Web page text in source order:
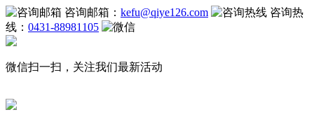
咨询邮箱： kefu@qiye126.com
咨询热
线： 0431-88981105
微信扫一扫，关注我们最新活动